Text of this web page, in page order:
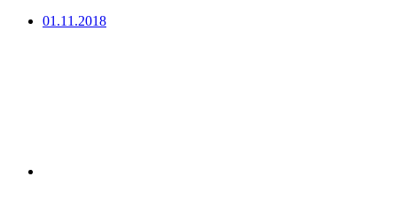
01.11.2018